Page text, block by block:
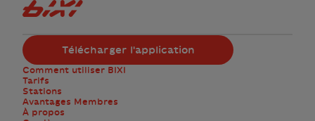
Comment utiliser BIXI
Tarifs
Stations
Avantages Membres
À propos
Logo Bixi Montréal
Télécharger l'application